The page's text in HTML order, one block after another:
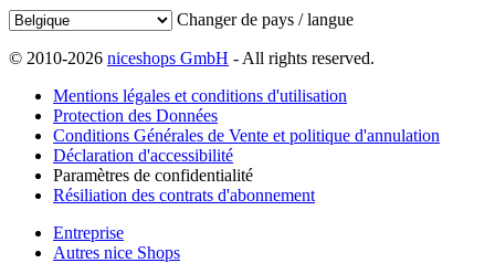
Changer de pays / langue
© 2010-2026 niceshops GmbH - All rights reserved.
Mentions légales et conditions d'utilisation
Protection des Données
Conditions Générales de Vente et politique d'annulation
Déclaration d'accessibilité
Paramètres de confidentialité
Résiliation des contrats d'abonnement
Entreprise
Autres nice Shops